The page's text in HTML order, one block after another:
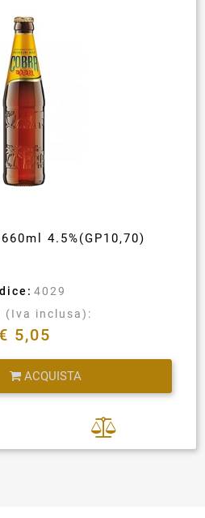
660ml 4.5%(GP10,70)
4029
(Iva inclusa):
€ 5,05
ACQUISTA